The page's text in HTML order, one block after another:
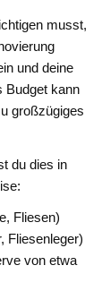
musst,
und deine
Budget kann
großzügiges
du dies in
Fliesen)
Fliesenleger)
von etwa